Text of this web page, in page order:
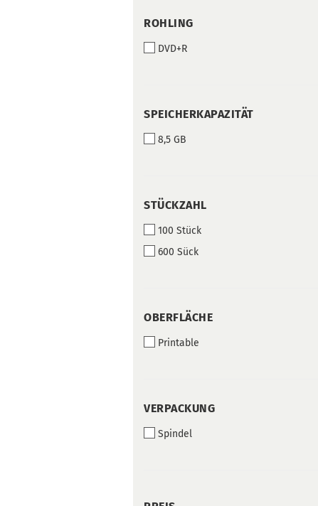
ROHLING
ROHLING
DVD+R
SPEICHERKAPAZITÄT
SPEICHERKAPAZITÄT
8,5 GB
STÜCKZAHL
STÜCKZAHL
100 Stück
600 Sück
OBERFLÄCHE
OBERFLÄCHE
Printable
VERPACKUNG
VERPACKUNG
Spindel